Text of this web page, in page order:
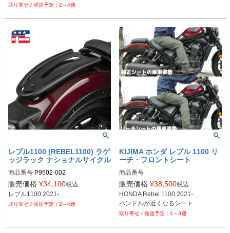
2～4週
レブル1100 (REBEL1100) ラゲ
ッジラック ナショナルサイクル
商品番号 P9502-002
販売価格 ¥34,100税込
レブル1100 2021-
2～4週
KIJIMA ホンダ レブル 1100 リ
ーチ・フロントシート
商品番号
販売価格 ¥38,500税込
HONDA Rebel 1100 2021-
ハンドルが近くなるシート
1～3週